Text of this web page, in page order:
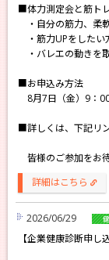
■体力測定会と筋ト
・自分の筋力、柔
・筋力UPをしたい
・バレエの動きを
■お申込み方法
8月7日（金）9：
■詳しくは、下記リ
皆様のご参加をお
詳細はこちら link
2026/06/29
【企業健康診断申し